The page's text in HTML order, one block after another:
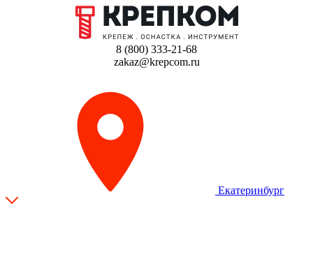
8 (800) 333-21-68
zakaz@krepcom.ru
Екатеринбург